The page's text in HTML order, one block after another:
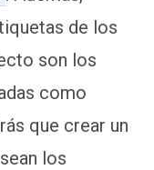
de los
son los
como
que crear un
los